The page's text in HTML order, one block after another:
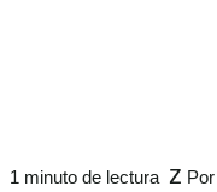
1 minuto de lectura z Por